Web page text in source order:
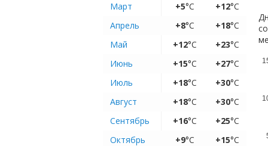
Март
+5°C +12°C
Апрель
+8°C +18°C
Май
+12°C +23°C
Июнь
+15°C +27°C
Июль
+18°C +30°C
Август
+18°C +30°C
Сентябрь
+16°C +25°C
Октябрь
+9°C +15°C